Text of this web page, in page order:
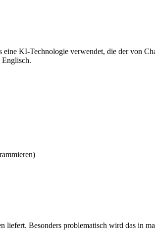
KI-Technologie verwendet, die der von
Englisch.
Besonders problematisch wird das in